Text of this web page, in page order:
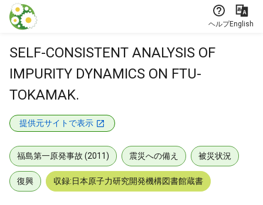
本文に飛ぶ
ヘルプEnglish
SELF-CONSISTENT ANALYSIS OF
IMPURITY DYNAMICS ON FTU-
TOKAMAK.
提供元サイトで表示
福島第一原発事故 (2011) 震災への備え 被災状況
復興 収録:日本原子力研究開発機構図書館蔵書